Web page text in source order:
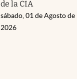
de la CIA
sábado, 01 de Agosto de
2026